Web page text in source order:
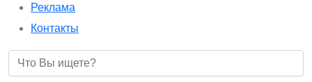
Реклама
Контакты